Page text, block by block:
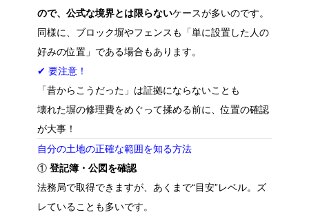
ので、公式な境界とは限らないケースが多いのです。
同様に、ブロック塀やフェンスも「単に設置した人の
好みの位置」である場合もあります。
✔ 要注意！
「昔からこうだった」は証拠にならないことも
壊れた塀の修理費をめぐって揉める前に、位置の確認
が大事！
自分の土地の正確な範囲を知る方法
① 登記簿・公図を確認
法務局で取得できますが、あくまで“目安”レベル。ズ
レていることも多いです。